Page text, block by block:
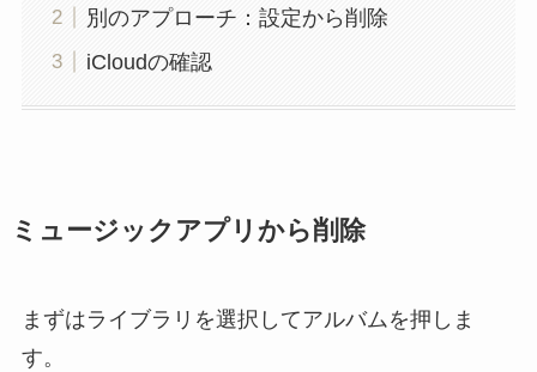
別のアプローチ：設定から削除
iCloudの確認
ミュージックアプリから削除
まずはライブラリを選択してアルバムを押しま
す。